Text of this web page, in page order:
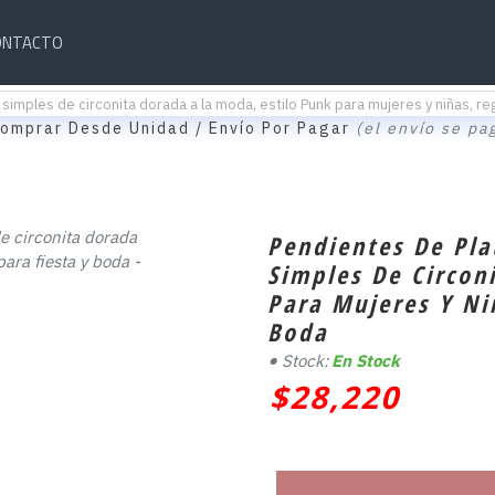
de circonita dorada a la moda, estilo Punk para mujeres y niñas,
Desde Unidad / Envío Por Pagar (el envío se
Pendientes De
Simples De
Para Mujeres Y
Boda
$28,220
Stock: En Stock